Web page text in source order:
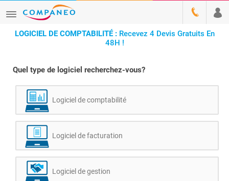
LOGICIEL DE COMPTABILITÉ : Recevez 4 Devis Gratuits En
48H !
Quel type de logiciel recherchez-vous?
Logiciel de comptabilité
Logiciel de facturation
Logiciel de gestion